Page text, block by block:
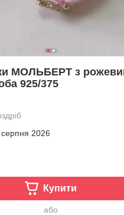
МОЛЬБЕРТ з
925/375
2026
Купити
або